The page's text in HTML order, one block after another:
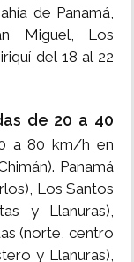
de Panamá,
Miguel, Los
del 18 al 22
de 20 a 40
a 80 km/h en
Panamá
Los Santos
y Llanuras),
(norte, centro
y Llanuras),